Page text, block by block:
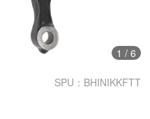
1 / 6
SPU：BHINIKKFTT